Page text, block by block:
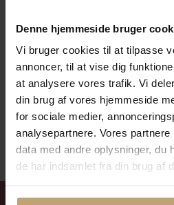
Denne hjemmeside bruger
Vi bruger cookies til at tilpasse
annoncer, til at vise dig
at analysere vores trafik. Vi
din brug af vores hjemmeside
for sociale medier,
analysepartnere. Vores
data med andre oplysninger, du
de har indsamlet fra din brug af
Betalingsmuligheder
Sikker Og Tryg E-Handel
Få 15%